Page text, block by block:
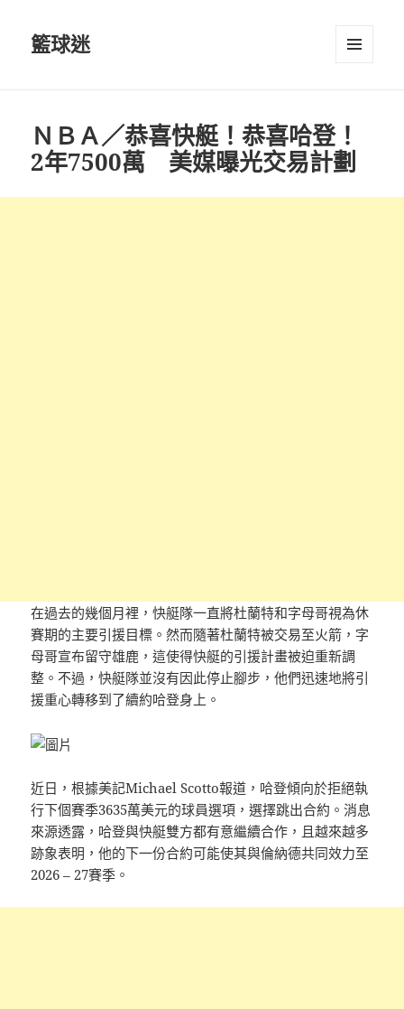
籃球迷
ＮＢＡ／恭喜快艇！恭喜哈登！
2年7500萬 美媒曝光交易計劃
在過去的幾個月裡，快艇隊一直將杜蘭特和字母哥視為休
賽期的主要引援目標。然而隨著杜蘭特被交易至火箭，字
母哥宣布留守雄鹿，這使得快艇的引援計畫被迫重新調
整。不過，快艇隊並沒有因此停止腳步，他們迅速地將引
援重心轉移到了續約哈登身上。
近日，根據美記Michael Scotto報道，哈登傾向於拒絕執
行下個賽季3635萬美元的球員選項，選擇跳出合約。消息
來源透露，哈登與快艇雙方都有意繼續合作，且越來越多
跡象表明，他的下一份合約可能使其與倫納德共同效力至
2026 – 27賽季。